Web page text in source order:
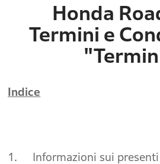
Honda
Termini e
Indice
1.
Informazioni sui